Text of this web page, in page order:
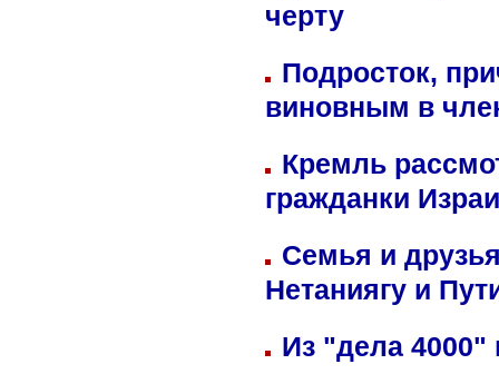
черту
Подросток,
виновным в
Кремль
гражданки
Семья и
Нетаниягу и
Из "дела 4000"